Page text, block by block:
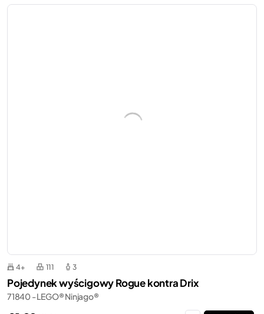
4+ 111 3
Pojedynek wyścigowy Rogue kontra Drix
71840 - LEGO® Ninjago®